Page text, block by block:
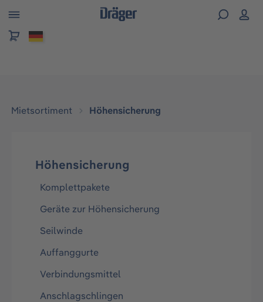
springen
Mietsortiment Höhensicherung
Höhensicherung
Komplettpakete
Geräte zur Höhensicherung
Seilwinde
Auffanggurte
Verbindungsmittel
Anschlagschlingen